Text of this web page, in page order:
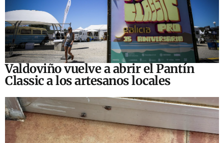
Valdoviño vuelve a abrir el Pantín
Classic a los artesanos locales